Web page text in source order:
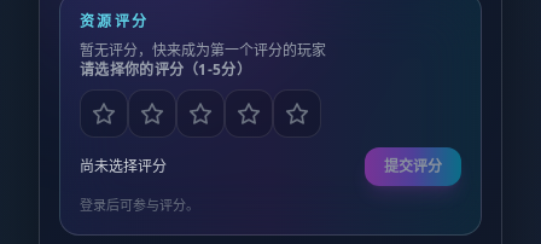
资源评分
暂无评分，快来成为第一个评分的玩家
请选择你的评分（1-5分）
尚未选择评分 提交评分
登录后可参与评分。